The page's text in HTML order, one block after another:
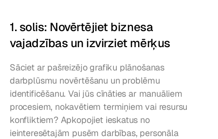
1. solis: Novērtējiet biznesa
vajadzības un izvirziet mērķus
Sāciet ar pašreizējo grafiku plānošanas
darbplūsmu novērtēšanu un problēmu
identificēšanu. Vai jūs cīnāties ar manuāliem
procesiem, nokavētiem termiņiem vai resursu
konfliktiem? Apkopojiet ieskatus no
ieinteresētajām pusēm darbības, personāla